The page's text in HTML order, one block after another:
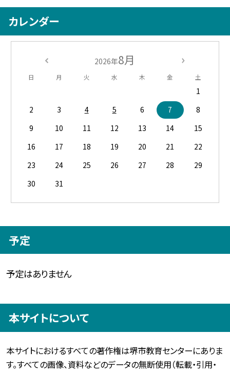
カレンダー
2026年8月
日 月 火 水 木 金 土
1
2
3 4 5 6 7
8
9
10 11 12 13 14
15
16
17 18 19 20 21
22
23
24 25 26 27 28
29
30
31
予定
予定はありません
本サイトについて
本サイトにおけるすべての著作権は堺市教育センターにありま
す。すべての画像、資料などのデータの無断使用（転載・引用・